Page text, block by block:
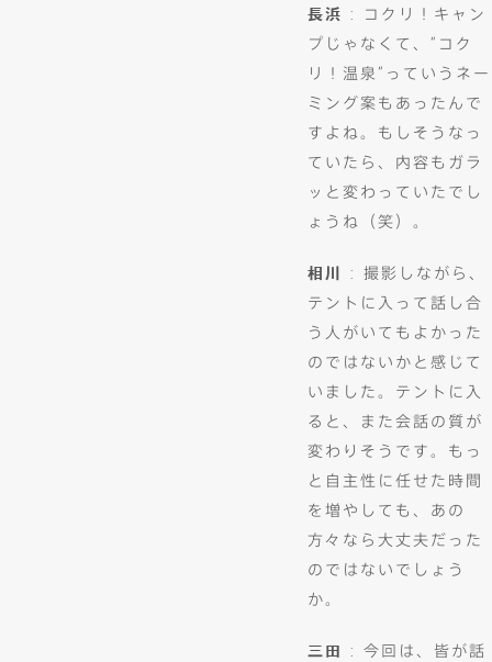
長浜 : コクリ！キャン
プじゃなくて、“コク
リ！温泉”っていうネー
ミング案もあったんで
すよね。もしそうなっ
ていたら、内容もガラ
ッと変わっていたでし
ょうね（笑）。
相川 : 撮影しながら、
テントに入って話し合
う人がいてもよかった
のではないかと感じて
いました。テントに入
ると、また会話の質が
変わりそうです。もっ
と自主性に任せた時間
を増やしても、あの
方々なら大丈夫だった
のではないでしょう
か。
三田 : 今回は、皆が話